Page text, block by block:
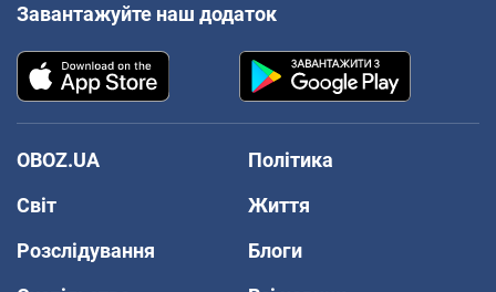
Завантажуйте наш додаток
OBOZ.UA
Політика
Світ
Життя
Розслідування
Блоги